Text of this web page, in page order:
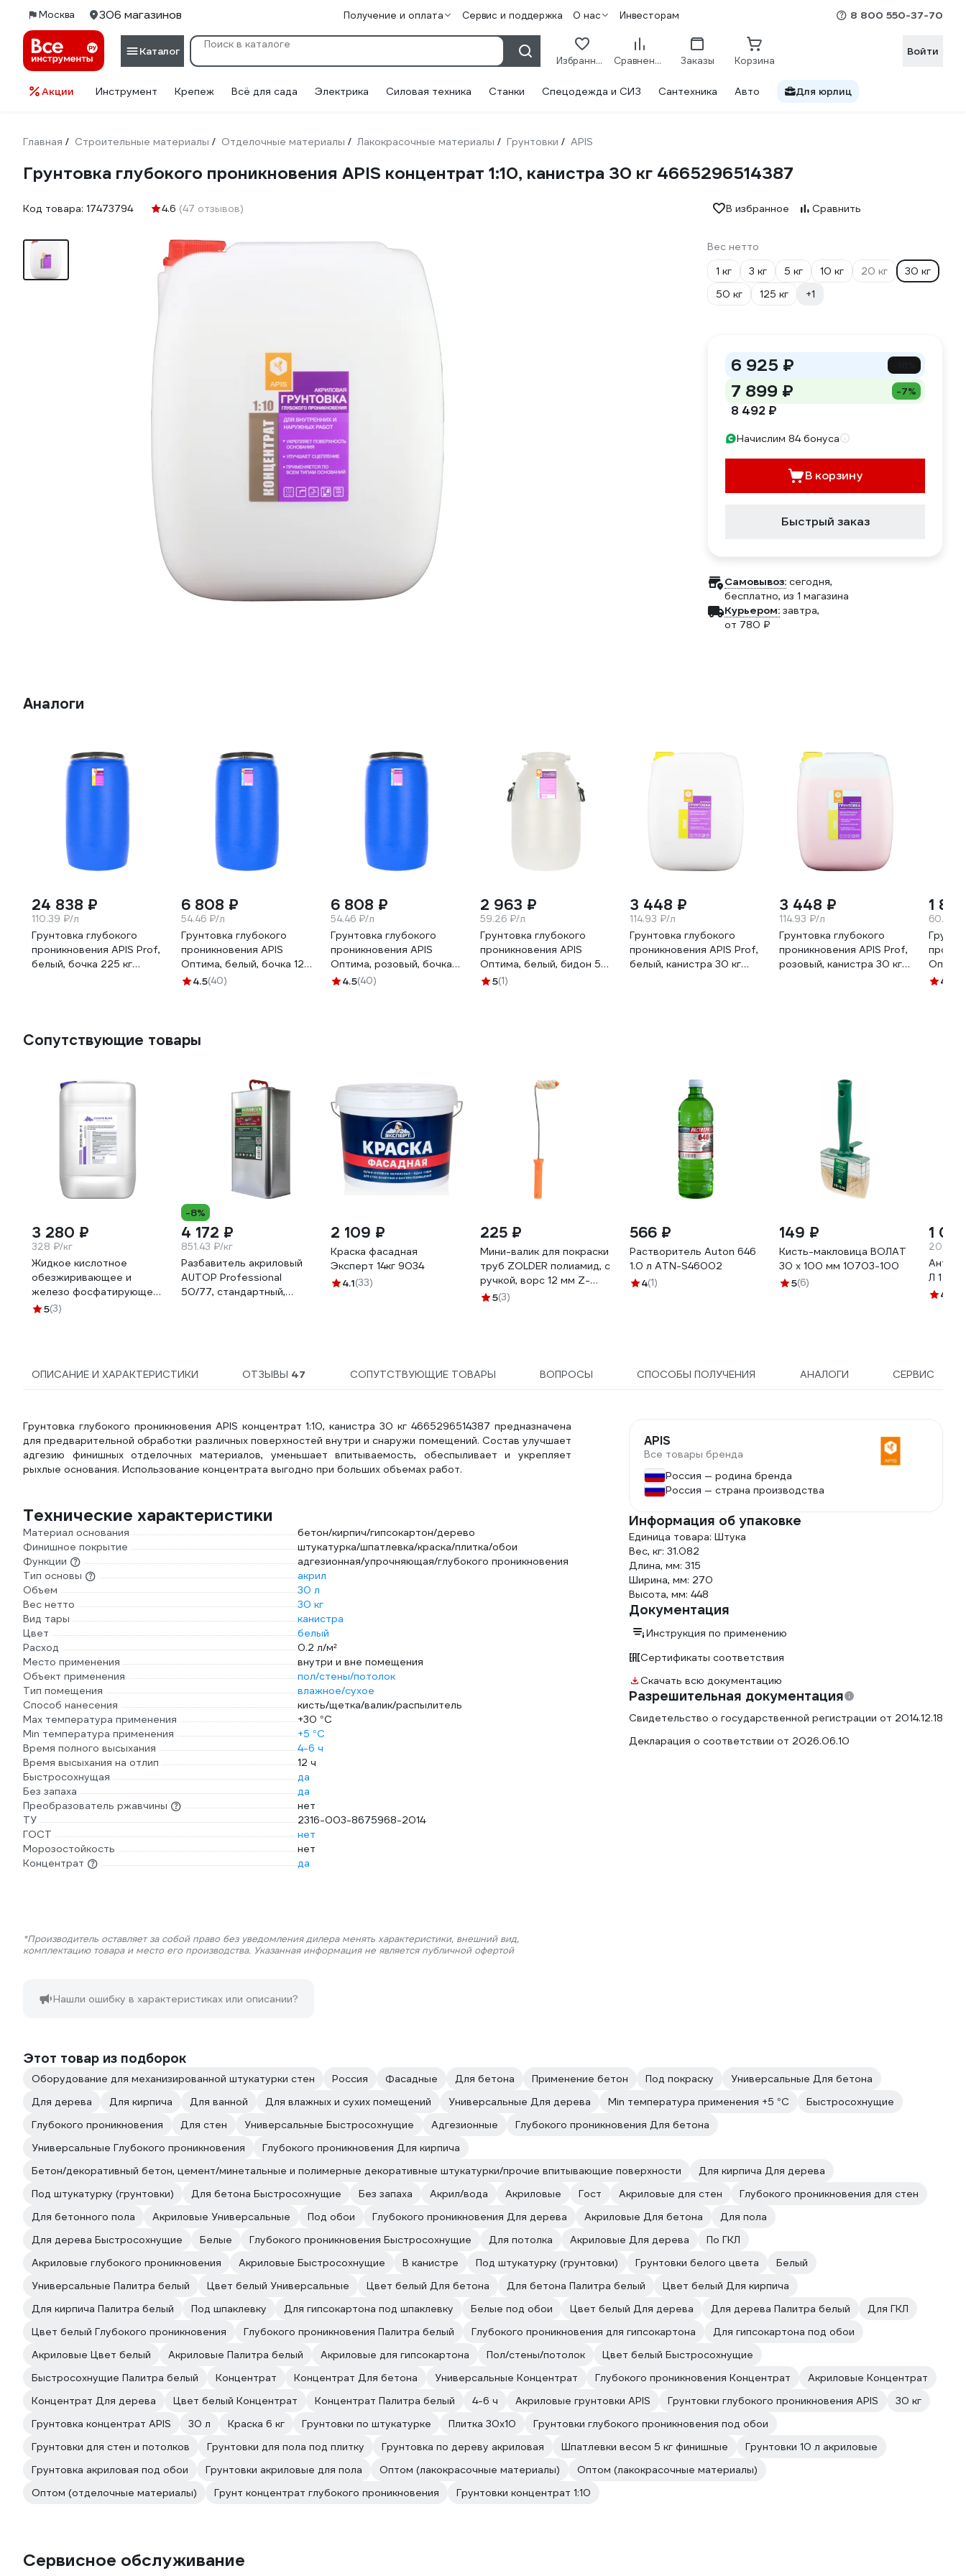
Москва 306 магазинов Получение и оплата Сервис и поддержка О нас Инвесторам 8 800 550-37-70
Каталог
Избранное Сравнение Заказы Корзина
Войти
Акции Инструмент Крепеж Всё для сада Электрика Силовая техника Станки Спецодежда и СИЗ Сантехника Авто Для юрлиц
Главная / Строительные материалы / Отделочные материалы / Лакокрасочные материалы / Грунтовки / APIS
Грунтовка глубокого проникновения APIS концентрат 1:10, канистра 30 кг 4665296514387
Код товара: 17473794 4.6 (47 отзывов) В избранное Сравнить
Вес нетто
1 кг
3 кг 5 кг 10 кг 20 кг
30 кг
50 кг
125 кг +1
6 925 ₽
7 899 ₽ -7%
8 492 ₽
Начислим 84 бонуса
В корзину
Быстрый заказ
Самовывоз: сегодня,
бесплатно, из 1 магазина
Курьером: завтра,
от 780 ₽
Аналоги
24 838 ₽
110.39 ₽/л
Грунтовка глубокого
проникновения APIS Prof,
белый, бочка 225 кг
6 808 ₽
54.46 ₽/л
Грунтовка глубокого
проникновения APIS
Оптима, белый, бочка 125
кг 4665296514448
4.5(40)
6 808 ₽
54.46 ₽/л
Грунтовка глубокого
проникновения APIS
Оптима, розовый, бочка
125 кг 4665296514462
4.5(40)
2 963 ₽
59.26 ₽/л
Грунтовка глубокого
проникновения APIS
Оптима, белый, бидон 50
кг 4665296514394
5(1)
3 448 ₽
114.93 ₽/л
Грунтовка глубокого
проникновения APIS Prof,
белый, канистра 30 кг
3 448 ₽
114.93 ₽/л
Грунтовка глубокого
проникновения APIS Prof,
розовый, канистра 30 кг
1
60.13
30 кг
4.5
Сопутствующие товары
3 280 ₽
328 ₽/кг
Жидкое кислотное
обезжиривающее и
железо фосфатирующее
средство КОНФЕРУМ
5(3)
-8%
4 172 ₽
851.43 ₽/кг
Разбавитель акриловый
AUTOP Professional
50/77, стандартный,
2 109 ₽
Краска фасадная
Эксперт 14кг 9034
4.1(33)
225 ₽
Мини-валик для покраски
труб ZOLDER полиамид, с
ручкой, ворс 12 мм Z-
105126 ЭК000135628
5(3)
566 ₽
Растворитель Auton 646
1.0 л ATN-S46002
4(1)
149 ₽
Кисть-макловица ВОЛАТ
30 x 100 мм 10703-100
5(6)
1
204 ₽/л
4.9
ОПИСАНИЕ И ХАРАКТЕРИСТИКИ ОТЗЫВЫ 47 СОПУТСТВУЮЩИЕ ТОВАРЫ ВОПРОСЫ СПОСОБЫ ПОЛУЧЕНИЯ АНАЛОГИ СЕРВИС
Грунтовка глубокого проникновения APIS концентрат 1:10, канистра 30 кг 4665296514387 предназначена
для предварительной обработки различных поверхностей внутри и снаружи помещений. Состав улучшает
адгезию финишных отделочных материалов, уменьшает впитываемость, обеспыливает и укрепляет
рыхлые основания. Использование концентрата выгодно при больших объемах работ.
Технические характеристики
Материал основания
бетон/кирпич/гипсокартон/дерево
Финишное покрытие
штукатурка/шпатлевка/краска/плитка/обои
Функции
адгезионная/упрочняющая/глубокого проникновения
Тип основы
акрил
Объем
30 л
Вес нетто
30 кг
Вид тары
канистра
Цвет
белый
Расход
0.2 л/м²
Место применения
внутри и вне помещения
Объект применения
пол/стены/потолок
Тип помещения
влажное/сухое
Способ нанесения
кисть/щетка/валик/распылитель
Max температура применения
+30 °С
Min температура применения
+5 °С
Время полного высыхания
4-6 ч
Время высыхания на отлип
12 ч
Быстросохнущая
да
Без запаха
да
Преобразователь ржавчины
нет
ТУ
2316-003-8675968-2014
ГОСТ
нет
Морозостойкость
нет
Концентрат
да
*Производитель оставляет за собой право без уведомления дилера менять характеристики, внешний вид,
комплектацию товара и место его производства. Указанная информация не является публичной офертой
Нашли ошибку в характеристиках или описании?
APIS
Все товары бренда
Россия — родина бренда
Россия — страна производства
Информация об упаковке
Единица товара: Штука
Вес, кг: 31.082
Длина, мм: 315
Ширина, мм: 270
Высота, мм: 448
Документация
Инструкция по применению
Сертификаты соответствия
Скачать всю документацию
Разрешительная документация
Свидетельство о государственной регистрации от 2014.12.18
Декларация о соответствии от 2026.06.10
Этот товар из подборок
Оборудование для механизированной штукатурки стен Россия Фасадные Для бетона Применение бетон Под покраску
Универсальные Для бетона
Для дерева
Для кирпича Для ванной Для влажных и сухих помещений Универсальные Для дерева Min температура применения +5 °С
Быстросохнущие
Глубокого проникновения
Для стен Универсальные Быстросохнущие Адгезионные
Глубокого проникновения Для бетона
Универсальные Глубокого проникновения
Глубокого проникновения Для кирпича
Бетон/декоративный бетон, цемент/минетальные и полимерные декоративные штукатурки/прочие впитывающие поверхности
Для кирпича Для дерева
Под штукатурку (грунтовки)
Для бетона Быстросохнущие Без запаха Акрил/вода Акриловые Гост Акриловые для стен
Глубокого проникновения для стен
Для бетонного пола
Акриловые Универсальные Под обои Глубокого проникновения Для дерева Акриловые Для бетона
Для пола
Для дерева Быстросохнущие
Белые Глубокого проникновения Быстросохнущие Для потолка Акриловые Для дерева
По ГКЛ
Акриловые глубокого проникновения
Акриловые Быстросохнущие В канистре Под штукатурку (грунтовки) Грунтовки белого цвета
Белый
Универсальные Палитра белый
Цвет белый Универсальные Цвет белый Для бетона Для бетона Палитра белый
Цвет белый Для кирпича
Для кирпича Палитра белый
Под шпаклевку Для гипсокартона под шпаклевку Белые под обои Цвет белый Для дерева Для дерева Палитра белый
Для ГКЛ
Цвет белый Глубокого проникновения
Глубокого проникновения Палитра белый Глубокого проникновения для гипсокартона
Для гипсокартона под обои
Акриловые Цвет белый
Акриловые Палитра белый Акриловые для гипсокартона Пол/стены/потолок
Цвет белый Быстросохнущие
Быстросохнущие Палитра белый
Концентрат Концентрат Для бетона Универсальные Концентрат Глубокого проникновения Концентрат
Акриловые Концентрат
Концентрат Для дерева
Цвет белый Концентрат Концентрат Палитра белый 4-6 ч Акриловые грунтовки APIS Грунтовки глубокого проникновения APIS
30 кг
Грунтовка концентрат APIS
30 л Краска 6 кг Грунтовки по штукатурке Плитка 30х10
Грунтовки глубокого проникновения под обои
Грунтовки для стен и потолков
Грунтовки для пола под плитку Грунтовка по дереву акриловая Шпатлевки весом 5 кг финишные
Грунтовки 10 л акриловые
Грунтовка акриловая под обои
Грунтовки акриловые для пола Оптом (лакокрасочные материалы)
Оптом (лакокрасочные материалы)
Оптом (отделочные материалы)
Грунт концентрат глубокого проникновения Грунтовки концентрат 1:10
Сервисное обслуживание